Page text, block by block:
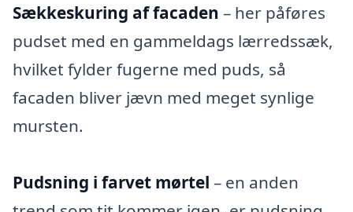
Sækkeskuring af facaden – her påføres
pudset med en gammeldags lærredssæk,
hvilket fylder fugerne med puds, så
facaden bliver jævn med meget synlige
mursten.
Pudsning i farvet mørtel – en anden